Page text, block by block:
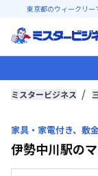
東京都のウィークリ
ミスタービジネス
家具・家電付き、敷
伊勢中川駅の